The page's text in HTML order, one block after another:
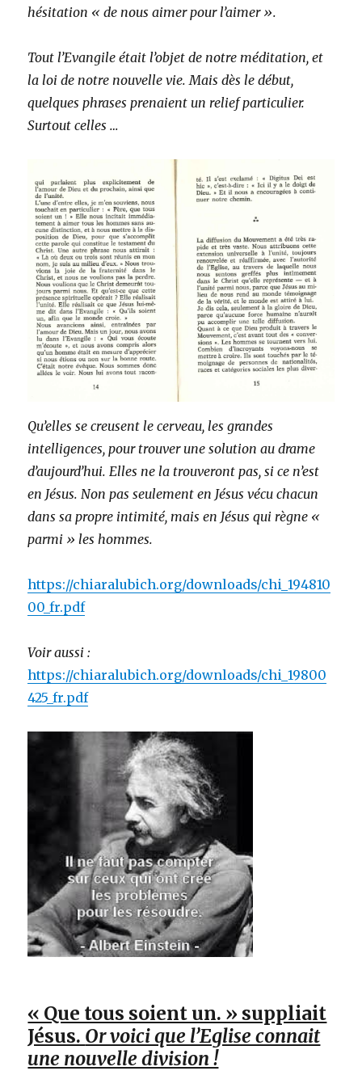
hésitation « de nous aimer pour l’aimer ».
Tout l’Evangile était l’objet de notre méditation, et
la loi de notre nouvelle vie. Mais dès le début,
quelques phrases prenaient un relief particulier.
Surtout celles …
Qu’elles se creusent le cerveau, les grandes
intelligences, pour trouver une solution au drame
d’aujourd’hui. Elles ne la trouveront pas, si ce n’est
en Jésus. Non pas seulement en Jésus vécu chacun
dans sa propre intimité, mais en Jésus qui règne «
parmi » les hommes.
https://chiaralubich.org/downloads/chi_194810
00_fr.pdf
Voir aussi :
https://chiaralubich.org/downloads/chi_19800
425_fr.pdf
« Que tous soient un. » suppliait
Jésus. Or voici que l’Eglise connait
une nouvelle division !